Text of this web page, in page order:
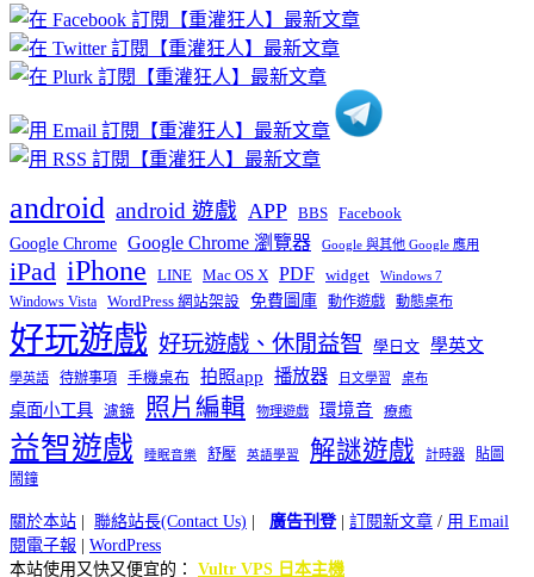
章
分
類
android android 遊戲 APP BBS Facebook
Google Chrome Google Chrome 瀏覽器 Google 與其他 Google 應用
iPad iPhone LINE Mac OS X PDF widget Windows 7
Windows Vista WordPress 網站架設 免費圖庫 動作遊戲 動態桌布
好玩遊戲 好玩遊戲、休閒益智 學日文 學英文
學英語 待辦事項 手機桌布 拍照app 播放器 日文學習 桌布
桌面小工具 濾鏡 照片編輯 物理遊戲 環境音 療癒
益智遊戲 睡眠音樂 舒壓 英語學習 解謎遊戲 計時器
貼圖
鬧鐘
關於本站 | 聯絡站長(Contact Us) | 廣告刊登| 訂閱新文章 / 用 Email
閱電子報 | WordPress
本站使用又快又便宜的： Vultr VPS 日本主機